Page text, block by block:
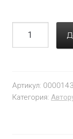
Артикул:
Категория: